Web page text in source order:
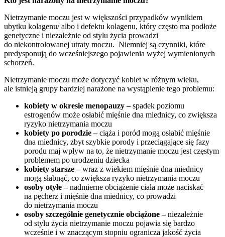
Nietrzymanie moczu jest w większości przypadków wynikiem
ubytku kolagenu/ albo i defektu kolagenu, który często ma podłoże
genetyczne i niezależnie od stylu życia prowadzi
do niekontrolowanej utraty moczu. Niemniej są czynniki, które
predysponują do wcześniejszego pojawienia wyżej wymienionych
schorzeń.
Nietrzymanie moczu może dotyczyć kobiet w różnym wieku,
ale istnieją grupy bardziej narażone na wystąpienie tego problemu:
kobiety w okresie menopauzy –spadek poziomu
estrogenów może osłabić mięśnie dna miednicy, co zwiększa
ryzyko nietrzymania moczu
kobiety po porodzie –ciąża i poród mogą osłabić mięśnie
dna miednicy, zbyt szybkie porody i przeciągające się fazy
porodu maj wpływ na to, że nietrzymanie moczu jest częstym
problemem po urodzeniu dziecka
kobiety starsze –wraz z wiekiem mięśnie dna miednicy
mogą słabnąć, co zwiększa ryzyko nietrzymania moczu
osoby otyłe –nadmierne obciążenie ciała może naciskać
na pęcherz i mięśnie dna miednicy, co prowadzi
do nietrzymania moczu
osoby szczególnie genetycznie obciążone –niezależnie
od stylu życia nietrzymanie moczu pojawia się bardzo
wcześnie i w znaczącym stopniu ogranicza jakość życia